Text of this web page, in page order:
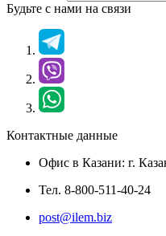
Будьте с нами на связи
Контактные данные
Офис в Казани: г.
Тел. 8-800-511-40-24
post@ilem.biz